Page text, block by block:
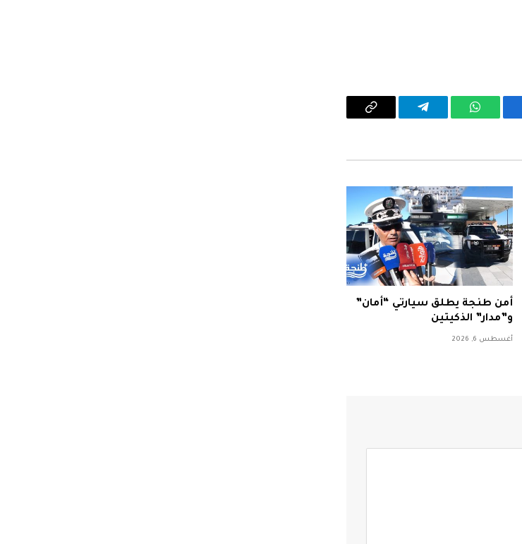
واتساب تيلقرام
Copy
أمن طنجة يطلق سيارتي “أمان”
و”مدار” الذكيتين
أغسطس 6, 2026